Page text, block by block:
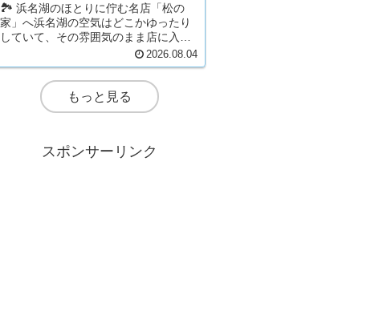
🏞 浜名湖のほとりに佇む名店「松の
家」へ浜名湖の空気はどこかゆったり
していて、その雰囲気のまま店に入る
と、昔ながらの食堂の温かさが広が
る。この店、孤独のグルメにも登場し
たらしく少し有名。🦪 名物・牡蠣カバ
丼を注文運ばれてきた瞬間、甘辛いカ
2026.08.04
もっと見る
スポンサーリンク